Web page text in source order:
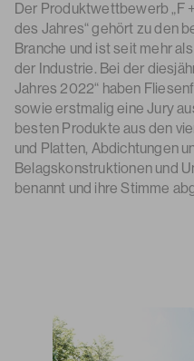
Der Produktwettbewerb „F
des Jahres“ gehört zu den
Branche und ist seit mehr
der Industrie. Bei der
Jahres 2022“ haben
sowie erstmalig eine Jury
besten Produkte aus den
und Platten, Abdichtungen
Belagskonstruktionen und
benannt und ihre Stimme